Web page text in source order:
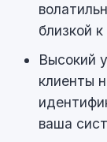
близкой
Высокий
клиенты
ваша